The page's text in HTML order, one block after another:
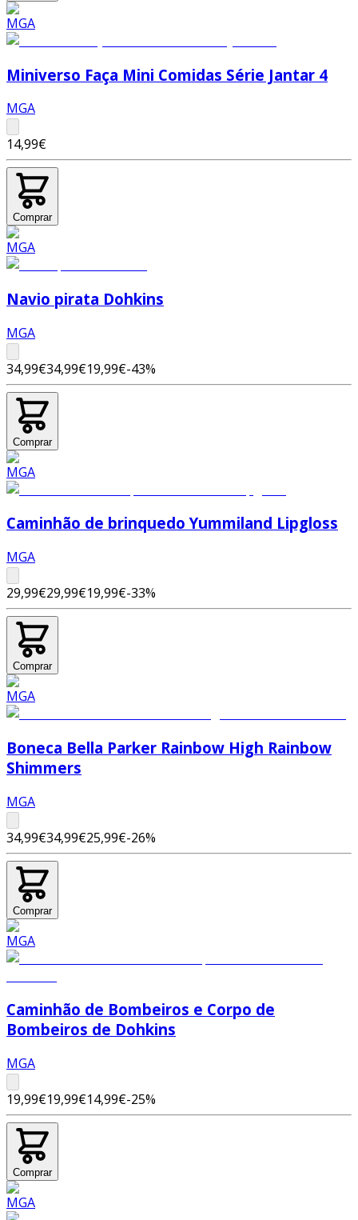
Miniverso Faça Mini Comidas Série Jantar 4
MGA
14,99€
Comprar
Navio pirata Dohkins
MGA
34,99€34,99€19,99€-43%
Comprar
Caminhão de brinquedo Yummiland Lipgloss
MGA
29,99€29,99€19,99€-33%
Comprar
Boneca Bella Parker Rainbow High Rainbow
Shimmers
MGA
34,99€34,99€25,99€-26%
Comprar
Caminhão de Bombeiros e Corpo de
Bombeiros de Dohkins
MGA
19,99€19,99€14,99€-25%
Comprar